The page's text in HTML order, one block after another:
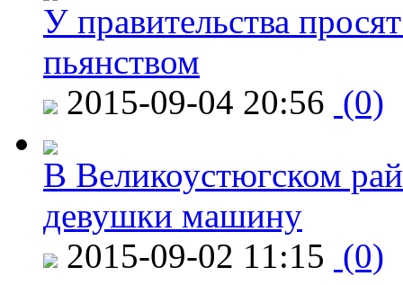
У правительства
пьянством
2015-09-04 20:56 (0)
В Великоустюгском
девушки машину
2015-09-02 11:15 (0)